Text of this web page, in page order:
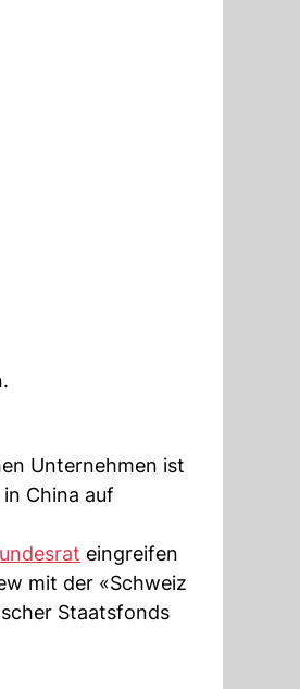
Unternehmen ist
China auf
eingreifen
mit der «Schweiz
Staatsfonds